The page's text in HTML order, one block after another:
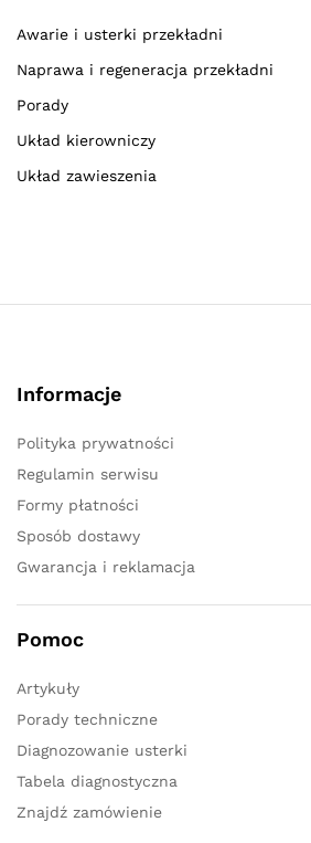
Awarie i usterki przekładni
Naprawa i regeneracja przekładni
Porady
Układ kierowniczy
Układ zawieszenia
Informacje
Polityka prywatności
Regulamin serwisu
Formy płatności
Sposób dostawy
Gwarancja i reklamacja
Pomoc
Artykuły
Porady techniczne
Diagnozowanie usterki
Tabela diagnostyczna
Znajdź zamówienie